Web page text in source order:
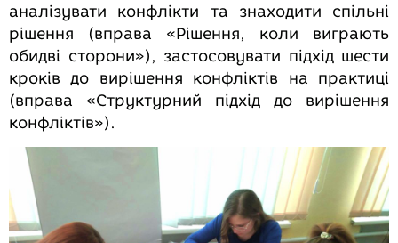
аналізувати конфлікти та знаходити спільні
рішення (вправа «Рішення, коли виграють
обидві сторони»), застосовувати підхід шести
кроків до вирішення конфліктів на практиці
(вправа «Структурний підхід до вирішення
конфліктів»).